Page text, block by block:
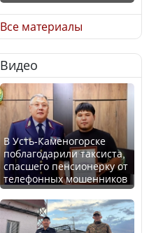
В РФ вынесен заочный
приговор по уголовному
делу об убийстве Игоря
Талькова
В России введены
дополнительные
ограничения для
казахстанских прав
Все материалы
Видео
В Усть-Каменогорске
поблагодарили таксиста,
спасшего пенсионерку от
телефонных мошенников